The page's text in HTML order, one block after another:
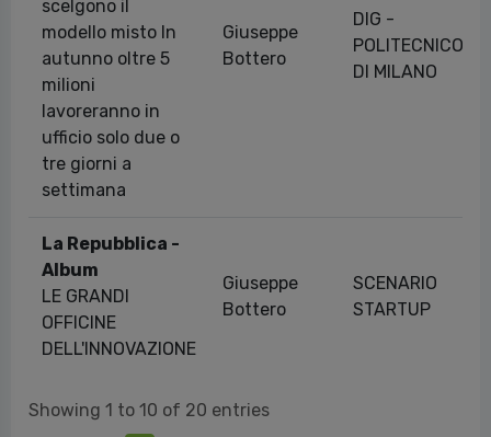
scelgono il
modello misto In
autunno oltre 5
milioni
lavoreranno in
ufficio solo due o
tre giorni a
settimana
Giuseppe
Bottero
DIG -
POLITECNICO
DI MILANO
La Repubblica -
Album
LE GRANDI
OFFICINE
DELL'INNOVAZIONE
Giuseppe
Bottero
SCENARIO
STARTUP
Showing 1 to 10 of 20 entries